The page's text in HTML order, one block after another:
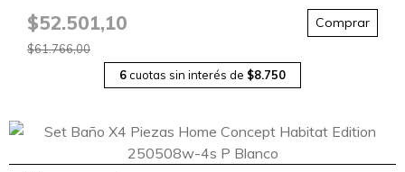
$52.501,10 Comprar
$61.766,00
6 cuotas sin interés de $8.750